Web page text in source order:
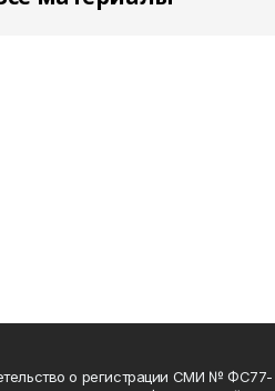
о регистрации СМИ № ФС77-